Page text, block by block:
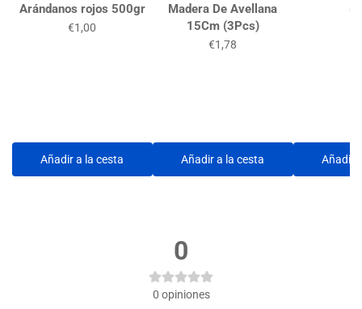
Arándanos rojos 500gr
€1,00
Añadir a la cesta
Madera De Avellana
15Cm (3Pcs)
€1,78
Añadir a la cesta Añadir
0
0 opiniones